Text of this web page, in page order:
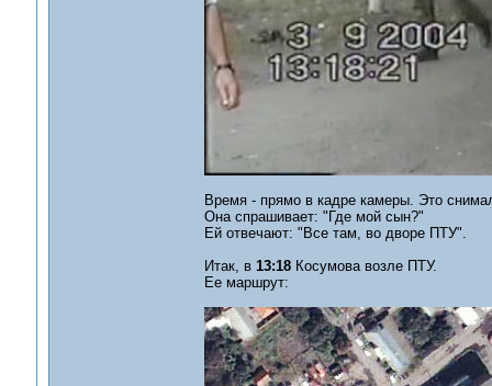
Время - прямо в кадре камеры. Это
Она спрашивает: "Где мой сын?"
Ей отвечают: "Все там, во дворе ПТУ".
Итак, в 13:18Косумова возле ПТУ.
Ее маршрут: